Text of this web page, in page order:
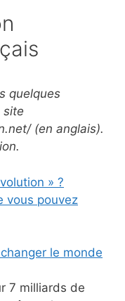
quelques
site
(en anglais).
» ?
vous pouvez
le monde
7 milliards de